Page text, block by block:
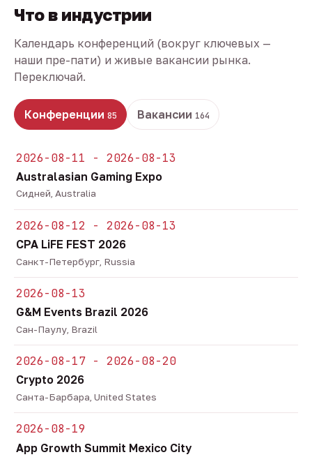
Что в индустрии
Календарь конференций (вокруг ключевых —
наши пре-пати) и живые вакансии рынка.
Переключай.
Конференции 85 Вакансии 164
2026-08-11 - 2026-08-13
Australasian Gaming Expo
Сидней, Australia
2026-08-12 - 2026-08-13
CPA LiFE FEST 2026
Санкт-Петербург, Russia
2026-08-13
G&M Events Brazil 2026
Сан-Паулу, Brazil
2026-08-17 - 2026-08-20
Crypto 2026
Санта-Барбара, United States
2026-08-19
App Growth Summit Mexico City